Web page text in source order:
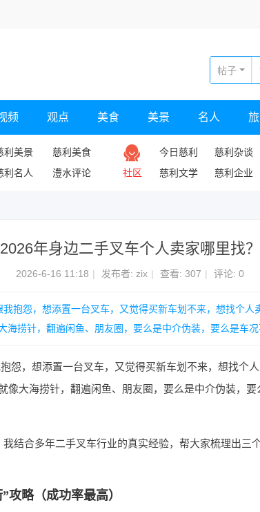
帖子
频 观点 美食 美景 名人
利美景
慈利美食
利名人 澧水评论 社区
今日慈利 慈利杂谈
慈利文学
慈利企业
2026年身边二手叉车个人卖家哪里找？
2026-6-16 11:18 | 发布者: zix | 查看: 307 | 评论: 0
抱怨，想添置一台叉车，又觉得买新车划不来，想找个人
海捞针，翻遍闲鱼、朋友圈，要么是中介伪装，要么是车况
怨，想添置一台叉车，又觉得买新车划不来，想找个
像大海捞针，翻遍闲鱼、朋友圈，要么是中介伪装，
结合多年二手叉车行业的真实经验，帮大家梳理出三
攻略（成功率最高）